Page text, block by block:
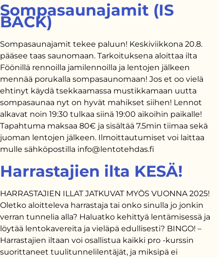
Sompasaunajamit (IS
BACK)
Sompasaunajamit tekee paluun! Keskiviikkona 20.8.
pääsee taas saunomaan. Tarkoituksena aloittaa ilta
Föönillä rennoilla jamilennoilla ja lentojen jälkeen
mennää porukalla sompasaunomaan! Jos et oo vielä
ehtinyt käydä tsekkaamassa mustikkamaan uutta
sompasaunaa nyt on hyvät mahikset siihen! Lennot
alkavat noin 19:30 tulkaa siinä 19:00 aikoihin paikalle!
Tapahtuma maksaa 80€ ja sisältää 7.5min tiimaa sekä
juoman lentojen jälkeen. Ilmoittautumiset voi laittaa
mulle sähköpostilla info@lentotehdas.fi
Harrastajien ilta KESÄ!
HARRASTAJIEN ILLAT JATKUVAT MYÖS VUONNA 2025!
Oletko aloitteleva harrastaja tai onko sinulla jo jonkin
verran tunnelia alla? Haluatko kehittyä lentämisessä ja
löytää lentokavereita ja vieläpä edullisesti? BINGO! –
Harrastajien iltaan voi osallistua kaikki pro -kurssin
suorittaneet tuulitunnelilentäjät, ja miksipä ei